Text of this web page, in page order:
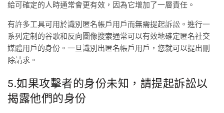
給可確定的人時通常會更有效，因為它增加了一層責任。
有許多工具可用於識別匿名帳戶用戶而無需提起訴訟。進行一
系列定制的谷歌和反向圖像搜索通常可以有效地確定匿名社交
媒體用戶的身份。一旦識別出匿名帳戶用戶，您就可以提出刪
除請求。
5.如果攻擊者的身份未知，請提起訴訟以
揭露他們的身份